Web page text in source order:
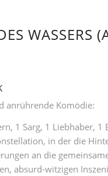
WASSERS
anrührende Komödie:
1 Sarg, 1 Liebhaber,
in der die
an die
absurd-witzigen